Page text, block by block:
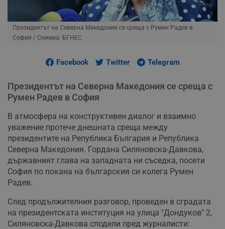
Президентът на Северна Македония се среща с Румен Радев в
София / Снимка: БГНЕС
Facebook Twitter Telegram
Президентът на Северна Македония се среща с
Румен Радев в София
В атмосфера на конструктивен диалог и взаимно
уважение протече днешната среща между
президентите на Република България и Република
Северна Македония. Гордана Силяновска-Давкова,
държавният глава на западната ни съседка, посети
София по покана на българския си колега Румен
Радев.
След продължителния разговор, проведен в сградата
на президентската институция на улица "Дондуков" 2,
Силяновска-Давкова сподели пред журналисти: